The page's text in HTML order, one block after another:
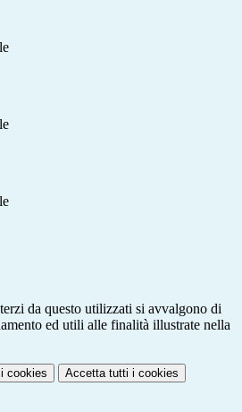
da questo utilizzati si avvalgono di
ed utili alle finalità illustrate nella
i cookies Accetta tutti i cookies